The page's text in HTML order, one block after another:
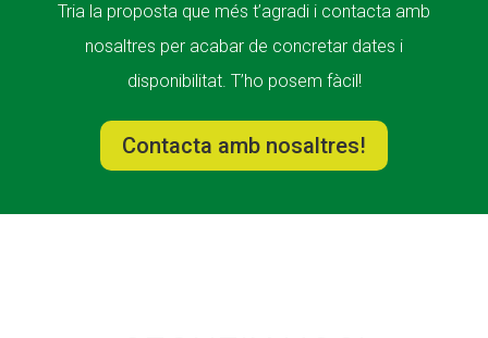
Tria la proposta que més t’agradi i contacta amb
nosaltres per acabar de concretar dates i
disponibilitat. T’ho posem fàcil!
Contacta amb nosaltres!